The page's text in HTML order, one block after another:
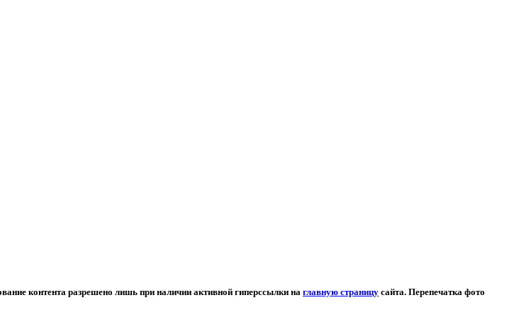
контента разрешено лишь при наличии активной гиперссылки на главную страницу сайта. Перепечатка фото